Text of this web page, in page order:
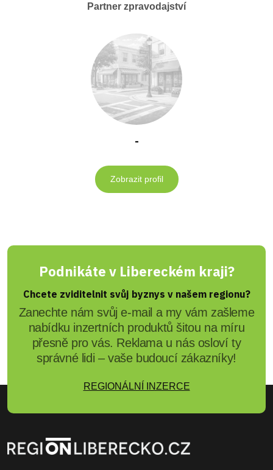
Partner zpravodajství
-
Zobrazit profil
Podnikáte v Libereckém kraji?
Chcete zviditelnit svůj byznys v našem regionu?
Zanechte nám svůj e-mail a my vám zašleme
nabídku inzertních produktů šitou na míru
přesně pro vás. Reklama u nás osloví ty
správné lidi – vaše budoucí zákazníky!
REGIONÁLNÍ INZERCE